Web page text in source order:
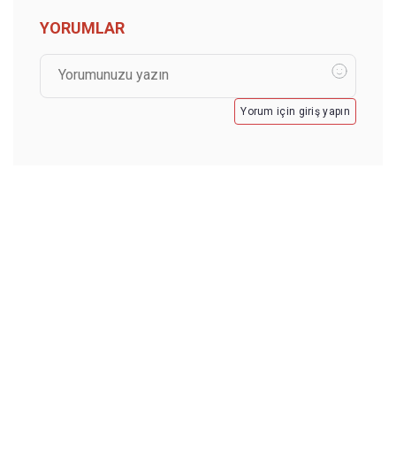
YORUMLAR
Yorum için giriş yapın